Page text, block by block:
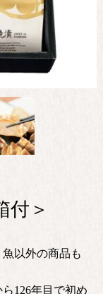
付＞
以外の商品も
126年目で初め